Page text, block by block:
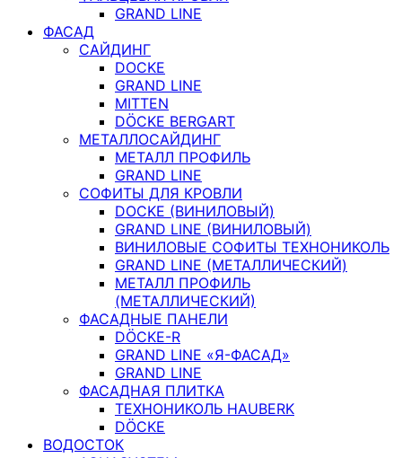
GRAND LINE
ФАСАД
САЙДИНГ
DOCKE
GRAND LINE
MITTEN
DÖCKE BERGART
МЕТАЛЛОСАЙДИНГ
МЕТАЛЛ ПРОФИЛЬ
GRAND LINE
СОФИТЫ ДЛЯ КРОВЛИ
DOCKE (ВИНИЛОВЫЙ)
GRAND LINE (ВИНИЛОВЫЙ)
ВИНИЛОВЫЕ СОФИТЫ ТЕХНОНИКОЛЬ
GRAND LINE (МЕТАЛЛИЧЕСКИЙ)
МЕТАЛЛ ПРОФИЛЬ
(МЕТАЛЛИЧЕСКИЙ)
ФАСАДНЫЕ ПАНЕЛИ
DÖCKE-R
GRAND LINE «Я-ФАСАД»
GRAND LINE
ФАСАДНАЯ ПЛИТКА
ТЕХНОНИКОЛЬ HAUBERK
DÖCKE
ВОДОСТОК